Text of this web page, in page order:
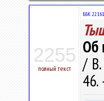
2255
полный текст
ББК
Об
/